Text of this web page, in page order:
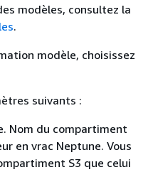
modèles, consultez la
.
modèle, choisissez
suivants :
Nom du compartiment
en vrac Neptune. Vous
S3 que celui